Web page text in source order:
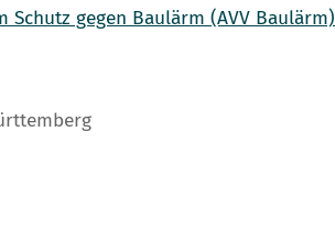
gegen Baulärm (AVV Baulärm)